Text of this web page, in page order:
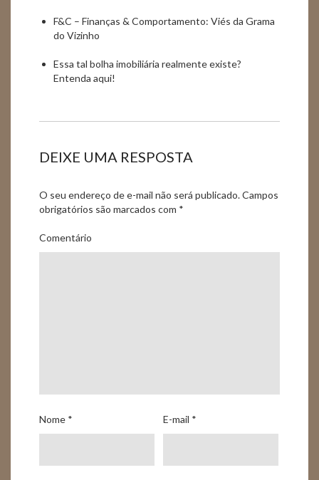
F&C – Finanças & Comportamento: Viés da Grama
do Vizinho
Essa tal bolha imobiliária realmente existe?
Entenda aqui!
DEIXE UMA RESPOSTA
O seu endereço de e-mail não será publicado.Campos
obrigatórios são marcados com *
Comentário
Nome * E-mail *